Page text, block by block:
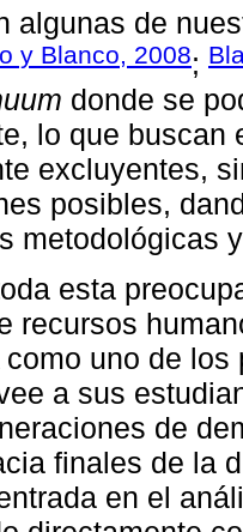
algunas de
y Blanco, 2008;
donde se
lo que
excluyentes,
posibles,
metodológicas
esta
recursos
uno de
a sus
de
finales de la
en el